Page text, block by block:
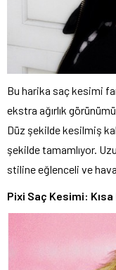
Bu harika saç kesimi
ekstra ağırlık
Düz şekilde kesilmiş
şekilde tamamlıyor.
stiline eğlenceli ve
Pixi Saç Kesimi: